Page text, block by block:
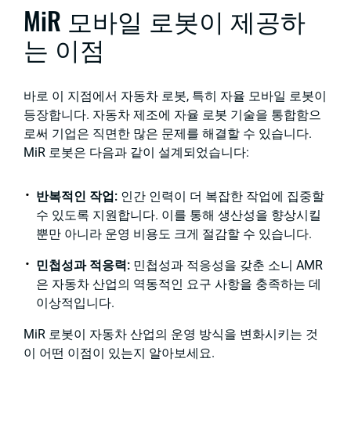
MiR 모바일 로봇이 제공하
는 이점
바로 이 지점에서 자동차 로봇, 특히 자율 모바일 로봇이
등장합니다. 자동차 제조에 자율 로봇 기술을 통합함으
로써 기업은 직면한 많은 문제를 해결할 수 있습니다.
MiR 로봇은 다음과 같이 설계되었습니다:
반복적인 작업: 인간 인력이 더 복잡한 작업에 집중할
수 있도록 지원합니다. 이를 통해 생산성을 향상시킬
뿐만 아니라 운영 비용도 크게 절감할 수 있습니다.
민첩성과 적응력: 민첩성과 적응성을 갖춘 소니 AMR
은 자동차 산업의 역동적인 요구 사항을 충족하는 데
이상적입니다.
MiR 로봇이 자동차 산업의 운영 방식을 변화시키는 것
이 어떤 이점이 있는지 알아보세요.